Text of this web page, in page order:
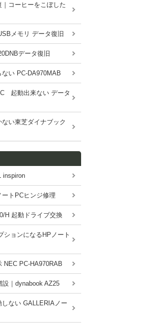
コーヒーをこぼした
メモリ データ復旧
データ復旧
い PC-DA970MAB
起動出来ない データ
い東芝ダイナブック
inspiron
トPCヒンジ修理
H 起動ドライブ交換
ションになるHPノート
NEC PC-HA970RAB
｜dynabook AZ25
ない GALLERIAノー